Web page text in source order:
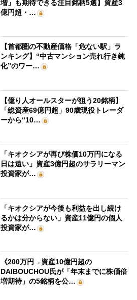
増」も期待できる注目銘柄5選】資産3
億円超・…
【首都圏の不動産価格「危ない駅」ラ
ンキング】“中古マンション売れ行き鈍
化”のワー…
【億り人オールスターが狙う20銘柄】
「総資産69億円超」90歳現役トレーダ
ーから“10…
「キオクシアが再び株価10万円になる
日は遠い」資産3億円超のサラリーマン
投資家が…
「キオクシアが今後も利益を出し続け
るかは分からない」資産11億円の個人
投資家が…
《200万円→資産10億円超の
DAIBOUCHOU氏が「年末までに株価倍
増期待」の5銘柄を公…